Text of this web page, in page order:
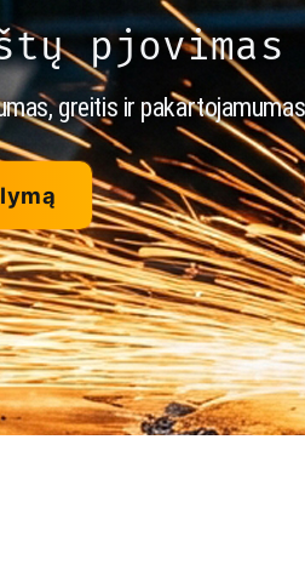
greitis ir pakartojamumas